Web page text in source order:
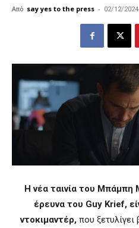
Από say yes to the press - 02/12/2024
Η νέα ταινία του Μπάμπη
έρευνα του Guy Krief,
ντοκιμαντέρ, που